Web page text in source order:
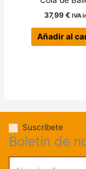
37,99 € IVA
Añadir al
Suscríbete
Boletín de